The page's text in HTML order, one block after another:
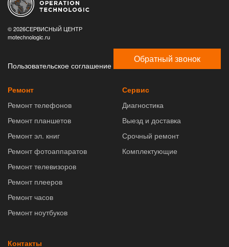
© 2026СЕРВИСНЫЙ ЦЕНТР
motechnologic.ru
Пользовательское соглашение
Обратный звонок
Ремонт
Ремонт телефонов
Ремонт планшетов
Ремонт эл. книг
Ремонт фотоаппаратов
Ремонт телевизоров
Ремонт плееров
Ремонт часов
Ремонт ноутбуков
Сервис
Диагностика
Выезд и доставка
Срочный ремонт
Комплектующие
Контакты